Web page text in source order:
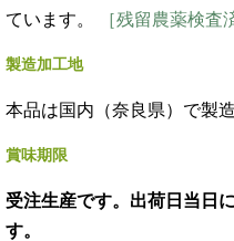
ています。
［残留農薬検査
製造加工地
本品は国内（奈良県）で製
賞味期限
受注生産です。出荷日当日
す。